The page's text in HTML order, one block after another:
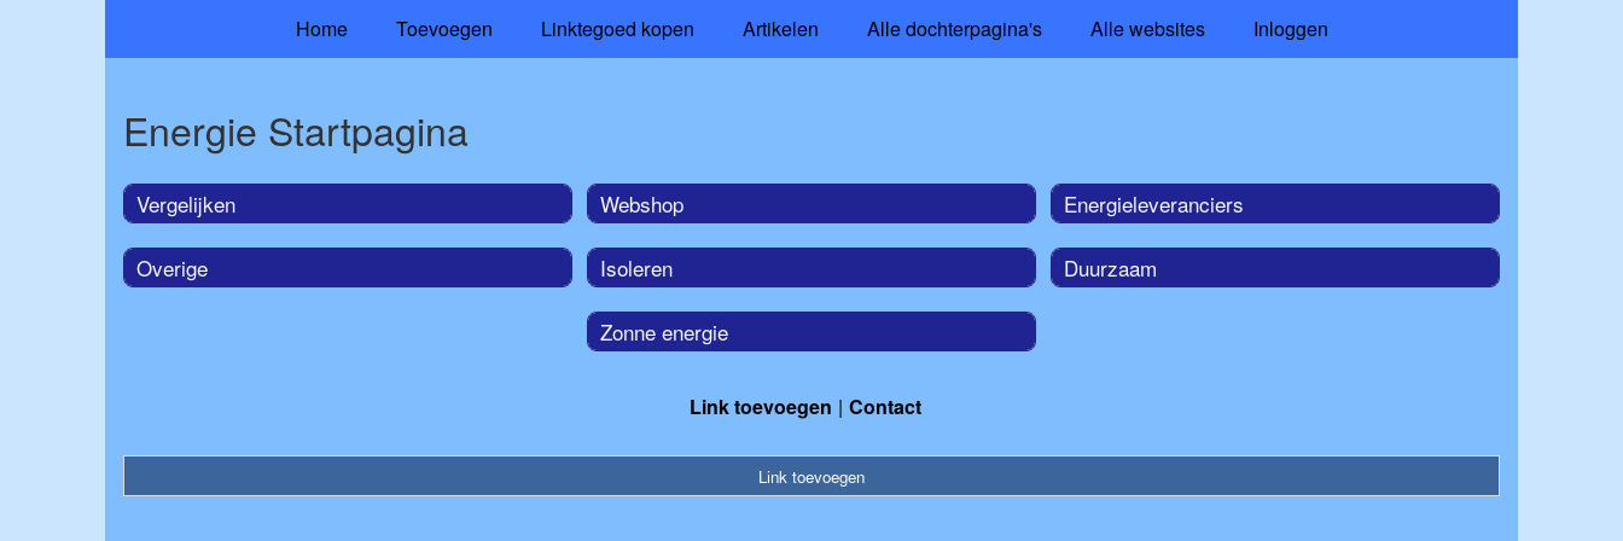
Home Toevoegen Linktegoed kopen Artikelen Alle dochterpagina's Alle websites Inloggen
Energie Startpagina
Vergelijken
Overige
Webshop
Isoleren
Zonne energie
Energieleveranciers
Duurzaam
Link toevoegen Contact
Link toevoegen